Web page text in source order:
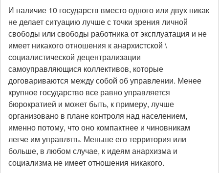
И наличие 10 государств вместо одного или двух никак
не делает ситуацию лучше с точки зрения личной
свободы или свободы работника от эксплуатация и не
имеет никакого отношения к анархистской \
социалистической децентрализации
самоуправляющися коллективов, которые
договариваются между собой об управлении. Менее
крупное государство все равно управляется
бюрократией и может быть, к примеру, лучше
организовано в плане контроля над населением,
именно потому, что оно компактнее и чиновникам
легче им управлять. Меньше его территория или
больше, в любом случае, к идеям анархизма и
социализма не имеет отношения никакого.